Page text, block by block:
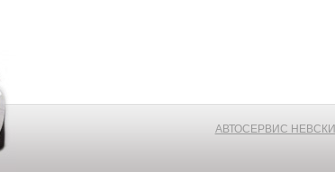
АВТОСЕРВИС